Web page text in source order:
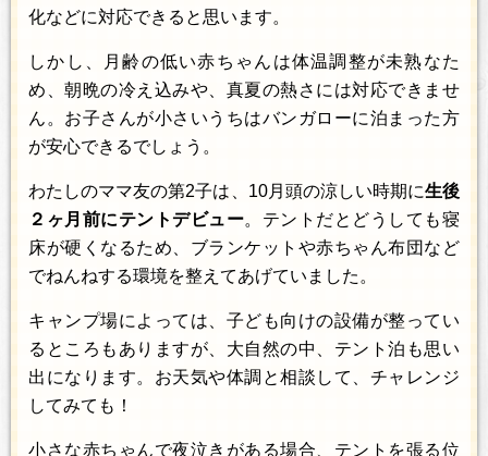
化などに対応できると思います。
しかし、月齢の低い赤ちゃんは体温調整が未熟なた
め、朝晩の冷え込みや、真夏の熱さには対応できませ
ん。お子さんが小さいうちはバンガローに泊まった方
が安心できるでしょう。
わたしのママ友の第2子は、10月頭の涼しい時期に生後
２ヶ月前にテントデビュー。テントだとどうしても寝
床が硬くなるため、ブランケットや赤ちゃん布団など
でねんねする環境を整えてあげていました。
キャンプ場によっては、子ども向けの設備が整ってい
るところもありますが、大自然の中、テント泊も思い
出になります。お天気や体調と相談して、チャレンジ
してみても！
小さな赤ちゃんで夜泣きがある場合、テントを張る位